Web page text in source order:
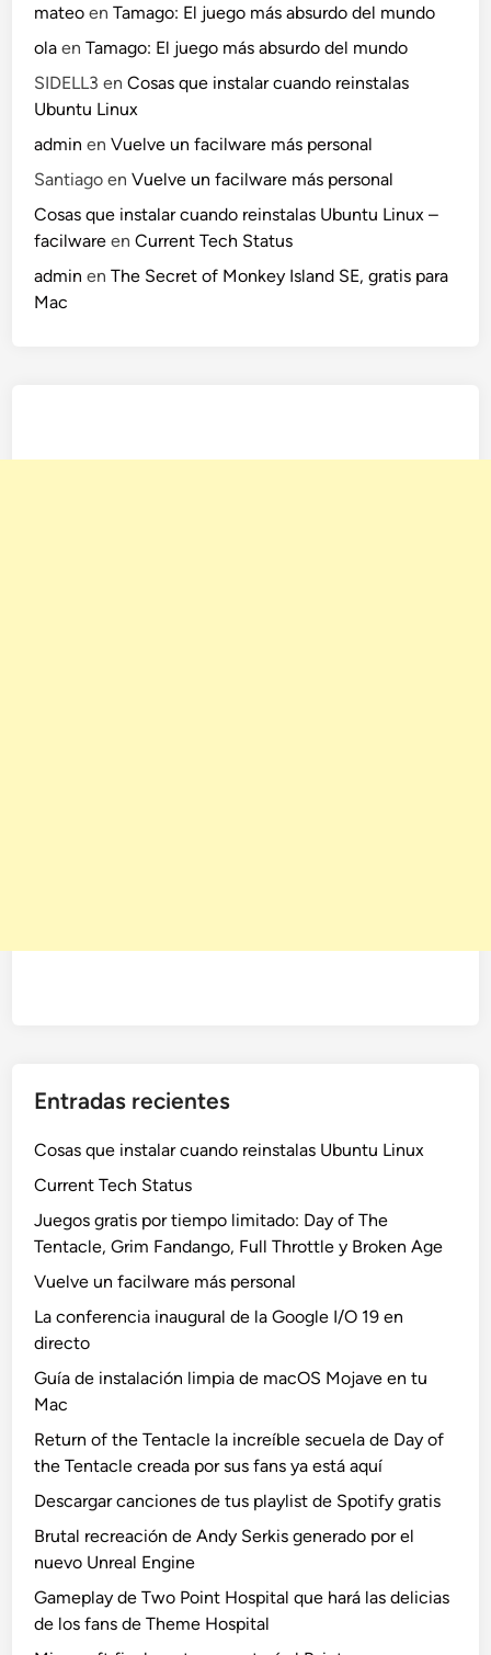
mateo enTamago: El juego más absurdo del mundo
ola enTamago: El juego más absurdo del mundo
SIDELL3 enCosas que instalar cuando reinstalas
Ubuntu Linux
admin enVuelve un facilware más personal
Santiago enVuelve un facilware más personal
Cosas que instalar cuando reinstalas Ubuntu Linux –
facilware enCurrent Tech Status
admin enThe Secret of Monkey Island SE, gratis para
Mac
Entradas recientes
Cosas que instalar cuando reinstalas Ubuntu Linux
Current Tech Status
Juegos gratis por tiempo limitado: Day of The
Tentacle, Grim Fandango, Full Throttle y Broken Age
Vuelve un facilware más personal
La conferencia inaugural de la Google I/O 19 en
directo
Guía de instalación limpia de macOS Mojave en tu
Mac
Return of the Tentacle la increíble secuela de Day of
the Tentacle creada por sus fans ya está aquí
Descargar canciones de tus playlist de Spotify gratis
Brutal recreación de Andy Serkis generado por el
nuevo Unreal Engine
Gameplay de Two Point Hospital que hará las delicias
de los fans de Theme Hospital